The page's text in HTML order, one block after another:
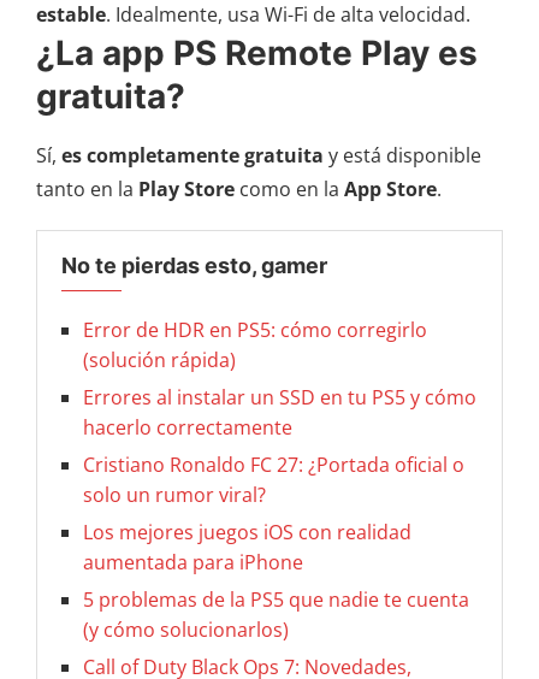
estable. Idealmente, usa Wi-Fi de alta velocidad.
¿La app PS Remote Play es
gratuita?
Sí, es completamente gratuita y está disponible
tanto en la Play Store como en la App Store.
No te pierdas esto, gamer
Error de HDR en PS5: cómo corregirlo
(solución rápida)
Errores al instalar un SSD en tu PS5 y cómo
hacerlo correctamente
Cristiano Ronaldo FC 27: ¿Portada oficial o
solo un rumor viral?
Los mejores juegos iOS con realidad
aumentada para iPhone
5 problemas de la PS5 que nadie te cuenta
(y cómo solucionarlos)
Call of Duty Black Ops 7: Novedades,